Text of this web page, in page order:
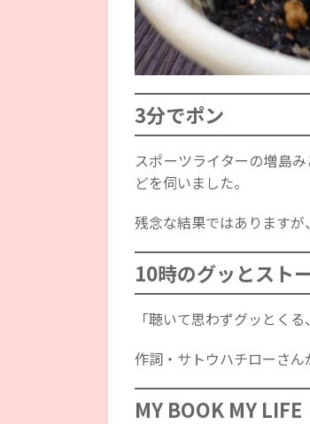
3分でポン
スポーツライターの増島
どを伺いました。
残念な結果ではありますが
10時のグッとスト
「聴いて思わずグッとく
作詞・サトウハチローさん
MY BOOK MY LIFE